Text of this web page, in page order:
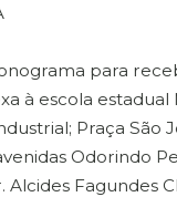
para
à escola estadual
Praça São
Odorindo
Alcides Fagundes